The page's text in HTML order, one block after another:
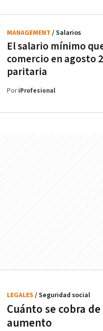
El salario mínimo
comercio en agosto
paritaria
MANAGEMENT / Salarios
PoriProfesional
Cuánto se cobra
aumento
LEGALES / Seguridad social